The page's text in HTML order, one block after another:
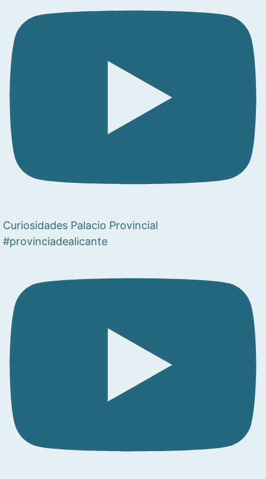
Curiosidades Palacio Provincial
#provinciadealicante